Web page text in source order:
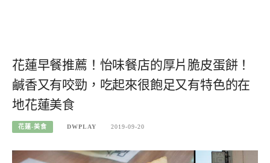
花蓮早餐推薦！怡味餐店的厚片脆皮蛋餅！
鹹香又有咬勁，吃起來很飽足又有特色的在
地花蓮美食
花蓮-美食 DWPLAY 2019-09-20